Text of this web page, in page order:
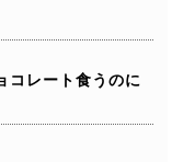
コレート食うのに